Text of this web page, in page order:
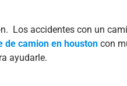
Los accidentes con un
de camion en houston con
ayudarle.